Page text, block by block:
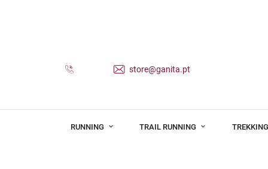
store@ganita.pt
RUNNING TRAIL RUNNING